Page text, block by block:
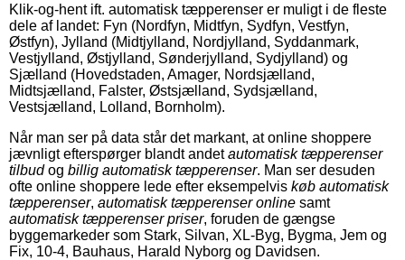
Klik-og-hent ift. automatisk tæpperenser er muligt i de fleste
dele af landet: Fyn (Nordfyn, Midtfyn, Sydfyn, Vestfyn,
Østfyn), Jylland (Midtjylland, Nordjylland, Syddanmark,
Vestjylland, Østjylland, Sønderjylland, Sydjylland) og
Sjælland (Hovedstaden, Amager, Nordsjælland,
Midtsjælland, Falster, Østsjælland, Sydsjælland,
Vestsjælland, Lolland, Bornholm).
Når man ser på data står det markant, at online shoppere
jævnligt efterspørger blandt andetautomatisk tæpperenser
tilbudog billig automatisk tæpperenser. Man ser desuden
ofte online shoppere lede efter eksempelvis køb automatisk
tæpperenser, automatisk tæpperenser online samt
automatisk tæpperenser priser, foruden de gængse
byggemarkeder som Stark, Silvan, XL-Byg, Bygma, Jem og
Fix, 10-4, Bauhaus, Harald Nyborg og Davidsen.